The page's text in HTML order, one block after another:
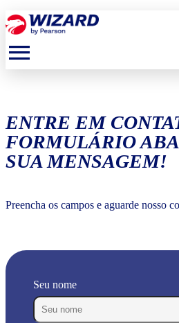
menu
ENTRE EM
FORMULÁRIO
SUA MENSAGEM!
Preencha os campos e aguarde nosso
Seu nome